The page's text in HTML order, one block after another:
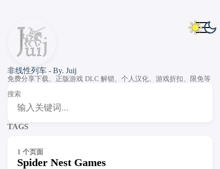
非线性列车 - By. Juij
免费分享下载、正版游戏 DLC 解锁、个人汉化、游戏折扣、限免等
搜索
TAGS
1 个页面
Spider Nest Games